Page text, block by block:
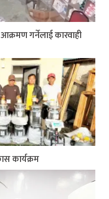
गर्नेलाई कारवाही
कार्यक्रम